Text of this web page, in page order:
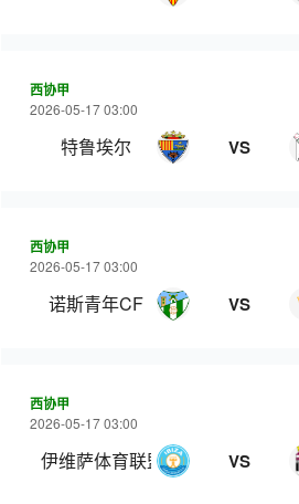
西协甲
2026-05-17 03:00
特鲁埃尔 VS
西协甲
2026-05-17 03:00
诺斯青年CF VS
西协甲
2026-05-17 03:00
伊维萨体育联盟 VS